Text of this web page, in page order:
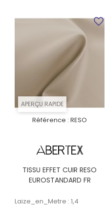
APERÇU RAPIDE
Référence : RESO
TISSU EFFET CUIR RESO
EUROSTANDARD FR
Laize_en_Metre : 1,4
favorite_border